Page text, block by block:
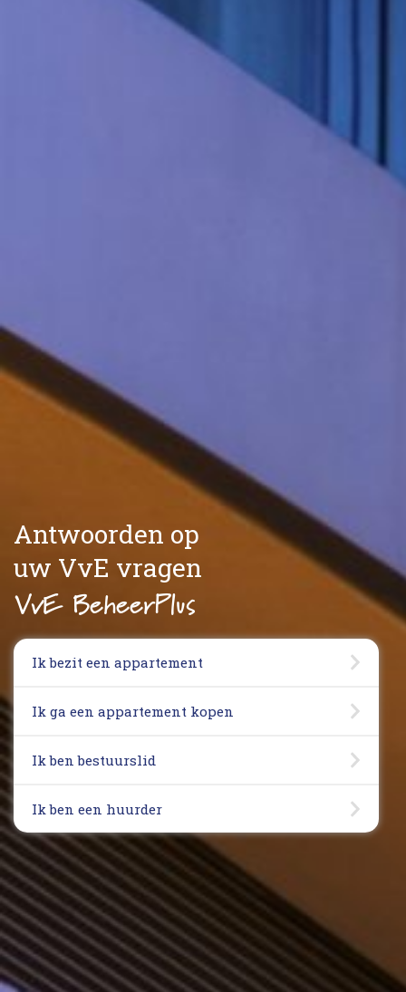
Antwoorden op
uw VvE vragen
VvE BeheerPlus
Ik bezit een appartement
Ik ga een appartement kopen
Ik ben bestuurslid
Ik ben een huurder